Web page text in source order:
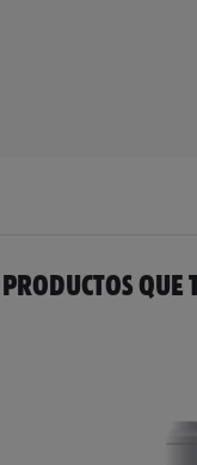
QUE